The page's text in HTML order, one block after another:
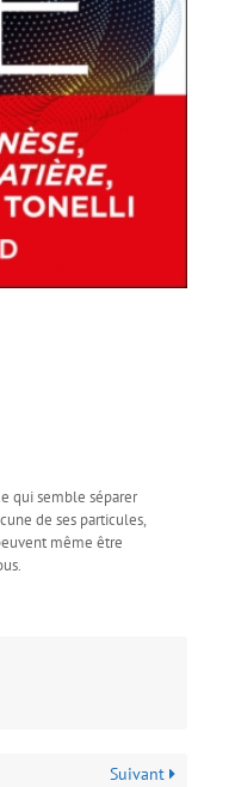
qui semble séparer
de ses particules,
même être
Suivant